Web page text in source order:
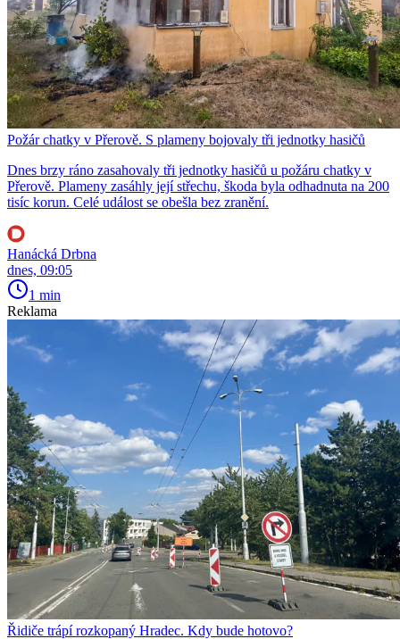
Požár chatky v Přerově. S plameny bojovaly tři jednotky hasičů
Dnes brzy ráno zasahovaly tři jednotky hasičů u požáru chatky v
Přerově. Plameny zasáhly její střechu, škoda byla odhadnuta na 200
tisíc korun. Celé událost se obešla bez zranění.
Hanácká Drbna
dnes, 09:05
1 min
Reklama
Řidiče trápí rozkopaný Hradec. Kdy bude hotovo?